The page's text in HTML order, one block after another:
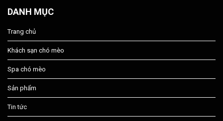
DANH MỤC
Trang chủ
Khách sạn chó mèo
Spa chó mèo
Sản phẩm
Tin tức